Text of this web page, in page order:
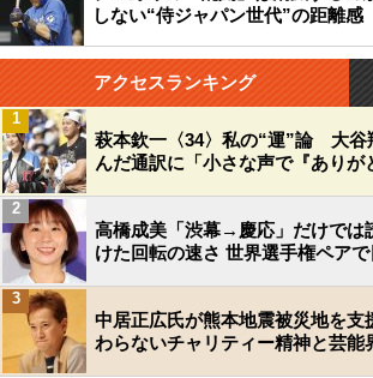
しない“侍ジャパン世代”の距離感
アクセスランキング
萩本欽一〈34〉私の“運”論 大谷
んだ通訳に「小さな声で『ありが
1
高橋成美「渋幕→慶応」だけでは
けた回転の速さ 世界選手権ペア
2
中居正広氏が熊本地震被災地を支
わらないチャリティー精神と芸能
3